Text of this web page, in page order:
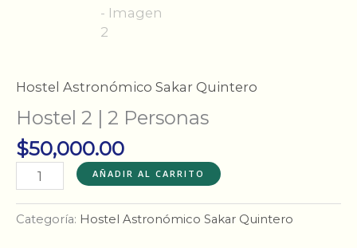
Hostel Astronómico Sakar Quintero
Hostel 2 | 2 Personas
$50,000.00
Hostel
2
|
2
AÑADIR AL CARRITO
Categoría: Hostel Astronómico Sakar Quintero